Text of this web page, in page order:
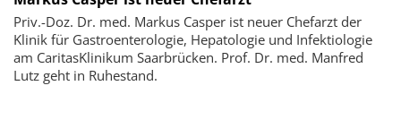
Priv.-Doz. Dr. med. Markus Casper ist neuer Chefarzt der
Klinik für Gastroenterologie, Hepatologie und Infektiologie
am CaritasKlinikum Saarbrücken. Prof. Dr. med. Manfred
Lutz geht in Ruhestand.